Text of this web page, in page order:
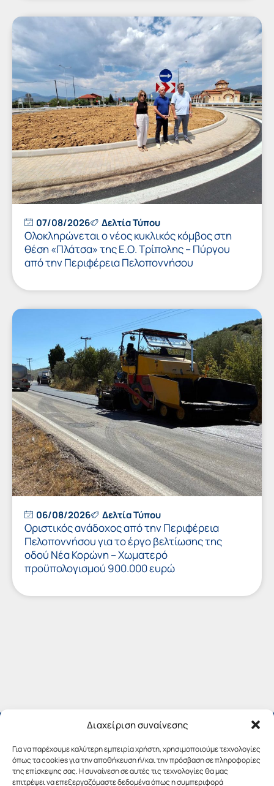
Διαχείριση συναίνεσης
Για να παρέχουμε καλύτερη εμπειρία χρήστη, χρησιμοποιούμε τεχνολογίες
όπως τα cookies για την αποθήκευση ή/και την πρόσβαση σε πληροφορίες
της επίσκεψης σας. Η συναίνεση σε αυτές τις τεχνολογίες θα μας
επιτρέψει να επεξεργαζόμαστε δεδομένα όπως η συμπεριφορά
07/08/2026 Δελτία Τύπου
Ολοκληρώνεται ο νέος κυκλικός κόμβος στη
θέση «Πλάτσα» της Ε.Ο. Τρίπολης – Πύργου
από την Περιφέρεια Πελοποννήσου
06/08/2026 Δελτία Τύπου
Οριστικός ανάδοχος από την Περιφέρεια
Πελοποννήσου για το έργο βελτίωσης της
οδού Νέα Κορώνη – Χωματερό
προϋπολογισμού 900.000 ευρώ